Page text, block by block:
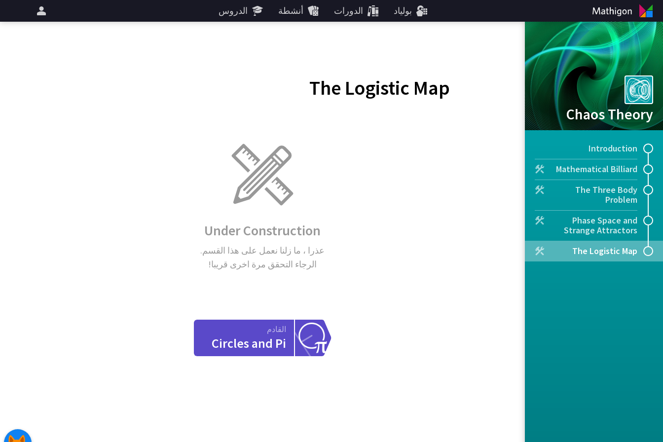
بولياد الدورات أنشطة الدروس
Chaos Theory
Introduction
Mathematical Billiard
The Three Body
Problem
Phase Space and
Strange Attractors
The Logistic Map
The Logistic Map
Under Construction
عذرا ، ما زلنا نعمل على هذا القسم.
الرجاء التحقق مرة اخرى قريبا!
القادم
Circles and Pi